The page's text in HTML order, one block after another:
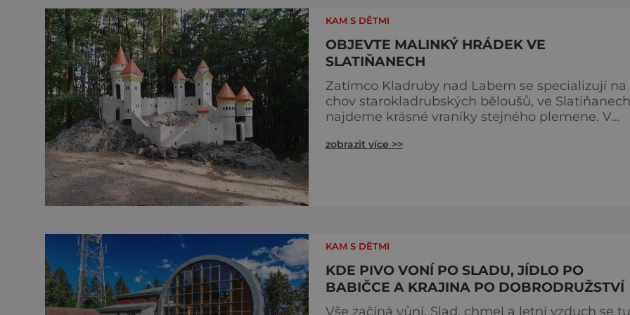
KAM S DĚTMI
OBJEVTE MALINKÝ HRÁDEK VE
SLATIŇANECH
Zatímco Kladruby nad Labem se specializují na
chov starokladrubských běloušů, ve Slatiňanech
najdeme krásné vraníky stejného plemene. V
více o chovu těchto koní, jsou tu vystaveny
zobrazit více >>
KAM S DĚTMI
KDE PIVO VONÍ PO SLADU, JÍDLO PO
BABIČCE A KRAJINA PO DOBRODRUŽSTVÍ
Vše začíná vůní. Slad, chmel a letní vzduch se tu